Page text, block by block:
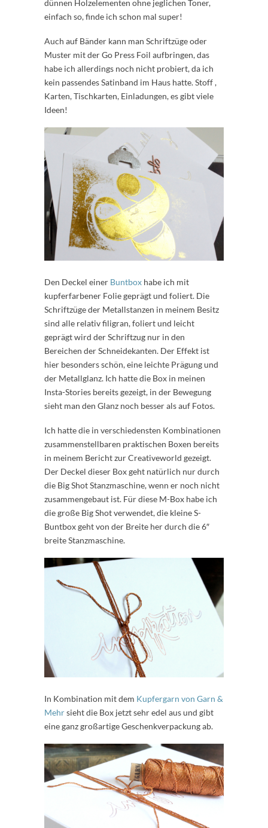
dünnen Holzelementen ohne jeglichen Toner,
einfach so, finde ich schon mal super!
Auch auf Bänder kann man Schriftzüge oder
Muster mit der Go Press Foil aufbringen, das
habe ich allerdings noch nicht probiert, da ich
kein passendes Satinband im Haus hatte. Stoff ,
Karten, Tischkarten, Einladungen, es gibt viele
Ideen!
Den Deckel einer Buntbox habe ich mit
kupferfarbener Folie geprägt und foliert. Die
Schriftzüge der Metallstanzen in meinem Besitz
sind alle relativ filigran, foliert und leicht
geprägt wird der Schriftzug nur in den
Bereichen der Schneidekanten. Der Effekt ist
hier besonders schön, eine leichte Prägung und
der Metallglanz. Ich hatte die Box in meinen
Insta-Stories bereits gezeigt, in der Bewegung
sieht man den Glanz noch besser als auf Fotos.
Ich hatte die in verschiedensten Kombinationen
zusammenstellbaren praktischen Boxen bereits
in meinem Bericht zur Creativeworld gezeigt.
Der Deckel dieser Box geht natürlich nur durch
die Big Shot Stanzmaschine, wenn er noch nicht
zusammengebaut ist. Für diese M-Box habe ich
die große Big Shot verwendet, die kleine S-
Buntbox geht von der Breite her durch die 6″
breite Stanzmaschine.
In Kombination mit dem Kupfergarn von Garn &
Mehrsieht die Box jetzt sehr edel aus und gibt
eine ganz großartige Geschenkverpackung ab.